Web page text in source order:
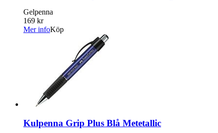
Gelpenna
169 kr
Mer infoKöp
Kulpenna Grip Plus Blå Metetallic